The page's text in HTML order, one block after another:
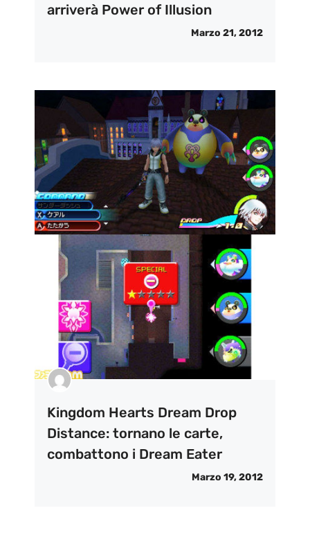
arriverà Power of Illusion
Marzo 21, 2012
Kingdom Hearts Dream Drop
Distance: tornano le carte,
combattono i Dream Eater
Marzo 19, 2012